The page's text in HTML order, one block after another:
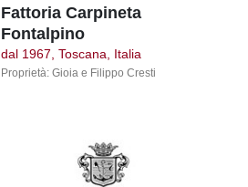
Fattoria Carpineta
Fontalpino
dal 1967, Toscana, Italia
Proprietà: Gioia e Filippo Cresti